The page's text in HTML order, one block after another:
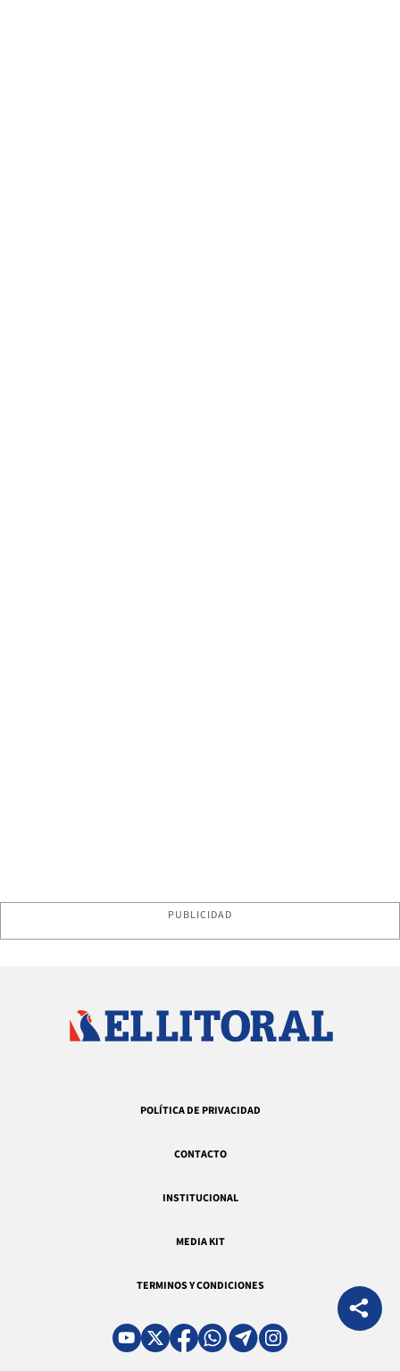
PUBLICIDAD
POLÍTICA DE PRIVACIDAD
CONTACTO
INSTITUCIONAL
MEDIA KIT
TERMINOS Y CONDICIONES